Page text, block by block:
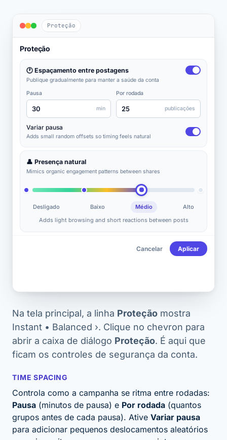
Proteção
Proteção
🕐 Espaçamento entre postagens
Publique gradualmente para manter a saúde da conta
Pausa
30 min
Por rodada
25 publicações
Variar pausa
Adds small random offsets so timing feels natural
👤 Presença natural
Mimics organic engagement patterns between shares
Desligado Baixo Médio
Alto
Adds light browsing and short reactions between posts
Cancelar Aplicar
Na tela principal, a linha Proteção mostra
Instant • Balanced ›. Clique no chevron para
abrir a caixa de diálogo Proteção. É aqui que
ficam os controles de segurança da conta.
TIME SPACING
Controla como a campanha se ritma entre rodadas:
Pausa (minutos de pausa) e Por rodada (quantos
grupos antes de cada pausa). Ative Variar pausa
para adicionar pequenos deslocamentos aleatórios